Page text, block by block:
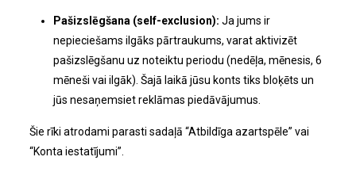
Pašizslēgšana (self-exclusion): Ja jums ir
nepieciešams ilgāks pārtraukums, varat aktivizēt
pašizslēgšanu uz noteiktu periodu (nedēļa, mēnesis, 6
mēneši vai ilgāk). Šajā laikā jūsu konts tiks bloķēts un
jūs nesaņemsiet reklāmas piedāvājumus.
Šie rīki atrodami parasti sadaļā “Atbildīga azartspēle” vai
“Konta iestatījumi”.